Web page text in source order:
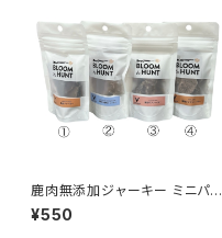
鹿肉無添加ジャーキー ミニパッ
ク 562-203-1903
¥550